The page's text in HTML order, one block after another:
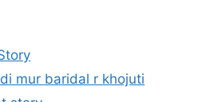
mur baridal r khojuti